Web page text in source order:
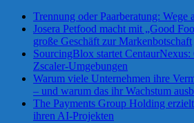
Trennung oder Paarberatung: Wege
Josera Petfood macht mit „Good
große Geschäft zur Markenbotschaft
SourcingBlox startet
Zscaler-Umgebungen
Warum viele Unternehmen ihre
– und warum das ihr Wachstum
The Payments Group Holding
ihren AI-Projekten